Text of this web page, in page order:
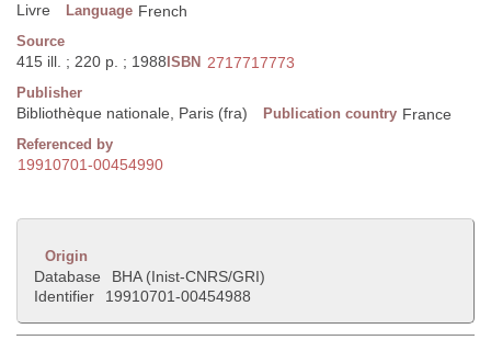
Livre Language French
Source
415 ill. ; 220 p. ; 1988 ISBN 2717717773
Publisher
Bibliothèque nationale, Paris (fra) Publication country France
Referenced by
19910701-00454990
Origin
Database
BHA (Inist-CNRS/GRI)
Identifier
19910701-00454988